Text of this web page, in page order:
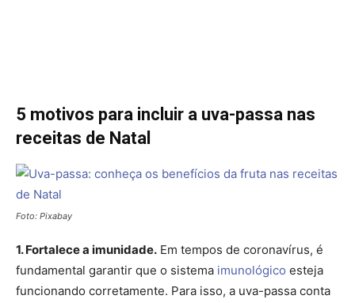
5 motivos para incluir a uva-passa nas
receitas de Natal
Foto: Pixabay
1. Fortalece a imunidade. Em tempos de coronavírus, é
fundamental garantir que o sistema imunológico esteja
funcionando corretamente. Para isso, a uva-passa conta